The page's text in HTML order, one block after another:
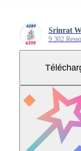
Srinrat
9 302